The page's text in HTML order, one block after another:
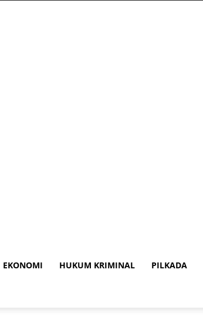
EKONOMI HUKUM KRIMINAL PILKADA